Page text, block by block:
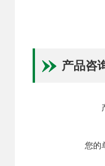
产品咨
您的